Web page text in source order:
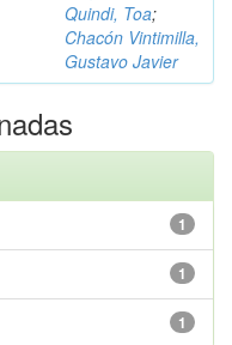
Quindi, Toa;
Chacón Vintimilla,
Gustavo Javier
1
1
1